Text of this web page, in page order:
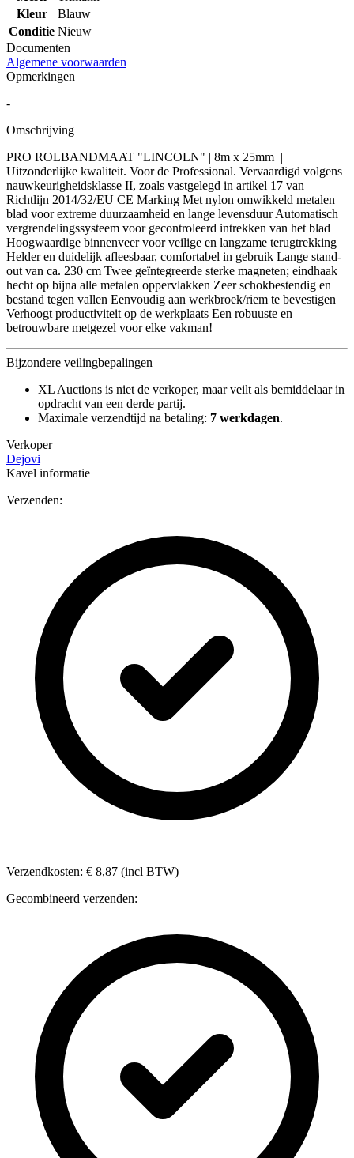
Kleur
Blauw
Conditie Nieuw
Documenten
Algemene voorwaarden
Opmerkingen
-
Omschrijving
PRO ROLBANDMAAT "LINCOLN" | 8m x 25mm |
Uitzonderlijke kwaliteit. Voor de Professional. Vervaardigd volgens
nauwkeurigheidsklasse II, zoals vastgelegd in artikel 17 van
Richtlijn 2014/32/EU CE Marking Met nylon omwikkeld metalen
blad voor extreme duurzaamheid en lange levensduur Automatisch
vergrendelingssysteem voor gecontroleerd intrekken van het blad
Hoogwaardige binnenveer voor veilige en langzame terugtrekking
Helder en duidelijk afleesbaar, comfortabel in gebruik Lange stand-
out van ca. 230 cm Twee geïntegreerde sterke magneten; eindhaak
hecht op bijna alle metalen oppervlakken Zeer schokbestendig en
bestand tegen vallen Eenvoudig aan werkbroek/riem te bevestigen
Verhoogt productiviteit op de werkplaats Een robuuste en
betrouwbare metgezel voor elke vakman!
Bijzondere veilingbepalingen
XL Auctions is niet de verkoper, maar veilt als bemiddelaar in
opdracht van een derde partij.
Maximale verzendtijd na betaling: 7 werkdagen.
Verkoper
Dejovi
Kavel informatie
Verzenden:
Verzendkosten: € 8,87 (incl BTW)
Gecombineerd verzenden: